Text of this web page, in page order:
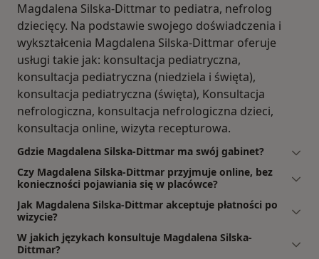
Magdalena Silska-Dittmar to pediatra, nefrolog
dziecięcy. Na podstawie swojego doświadczenia i
wykształcenia Magdalena Silska-Dittmar oferuje
usługi takie jak: konsultacja pediatryczna,
konsultacja pediatryczna (niedziela i święta),
konsultacja pediatryczna (święta), Konsultacja
nefrologiczna, konsultacja nefrologiczna dzieci,
konsultacja online, wizyta recepturowa.
Gdzie Magdalena Silska-Dittmar ma swój gabinet?
Czy Magdalena Silska-Dittmar przyjmuje online, bez
konieczności pojawiania się w placówce?
Jak Magdalena Silska-Dittmar akceptuje płatności po
wizycie?
W jakich językach konsultuje Magdalena Silska-
Dittmar?